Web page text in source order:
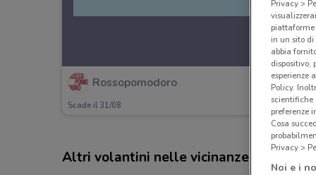
Rossopomodoro
Scade il 31/08
Altri volantini nelle vicinanze
Privacy >
piattaforme
in un sito
abbia
dispositivo,
esperienze
Policy.
scientifiche
preferenze
Cosa
Privacy >
Noi e i